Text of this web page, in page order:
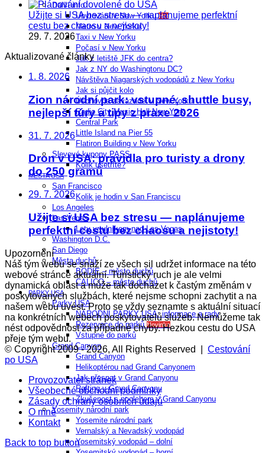
Další info
Ubytování v New YorkuHot
Metro v New Yorku
Taxi v New Yorku
Počasí v New Yorku
Jak z letiště JFK do centra?
Jak z NY do Washingtonu DC?
Návštěva Niagarských vodopádů z New Yorku
Jak si půjčit kolo
Úschovna zavazadel v New Yorku
Radio City Music Hall New York
Central Park
Little Island na Pier 55
Flatiron Building v New Yorku
Slevové kupony PASS
Kolik ušetříte?
MĚSTA USA
San Francisco
Kolik je hodin v San Franciscu
Los Angeles
Las Vegas
Lety vrtulníkem nad Las Vegas
Washington D.C.
San Diego​
Města duchů
BODIE – město duchů
CALICO – město duchů
PARKY USA
Parky USA
NÁRODNÍ PARKY USA: informace a rady
Rezervace do parků Novinka
Vstupné do parků
Grand Canyon
Grand Canyon
Helikoptérou nad Grand Canyonem
Jak přespat v Grand Canyonu
Rafting v Grand Canyonu
Zkušenost s noclehem v Grand Canyonu
Yosemity národní park
Yosemite národní park
Vernalský a Nevadský vodopád
Yosemitský vodopád – dolní
Užijte si USA bez stresu — naplánujeme perfektní
cestu bez chaosu a nejistoty!
29. 7. 2026
Aktualizované články
1. 8. 2026
Zion národní park: vstupné, shuttle busy,
nejlepší túry a tipy z praxe 2026
31. 7. 2026
Dron v USA: pravidla pro turisty a drony
do 250 gramů
29. 7. 2026
Užijte si USA bez stresu — naplánujeme
perfektní cestu bez chaosu a nejistoty!
Upozornění
Náš tým webu se snaží ze všech sil udržet informace na této
webové stránce aktuální. Turistický ruch je ale velmi
dynamická oblast a může tak docházet k častým změnám v
poskytovaných službách, které nejsme schopni zachytit a na
našem webu uvést. Proto se vždy seznamte s aktuální situací
na konkrétních webech poskytovatelů služeb. Nemůžeme tak
nést odpovědnost za případné chyby. Hezkou cestu do USA
přeje tým webu.
© Copyright 2009 - 2026, All Rights Reserved | Cestování
po USA
Provozovatel stránek
Všeobecné obchodní podmínky
Zásady ochrany osobních údajů
O mně
Kontakt
Back to top button